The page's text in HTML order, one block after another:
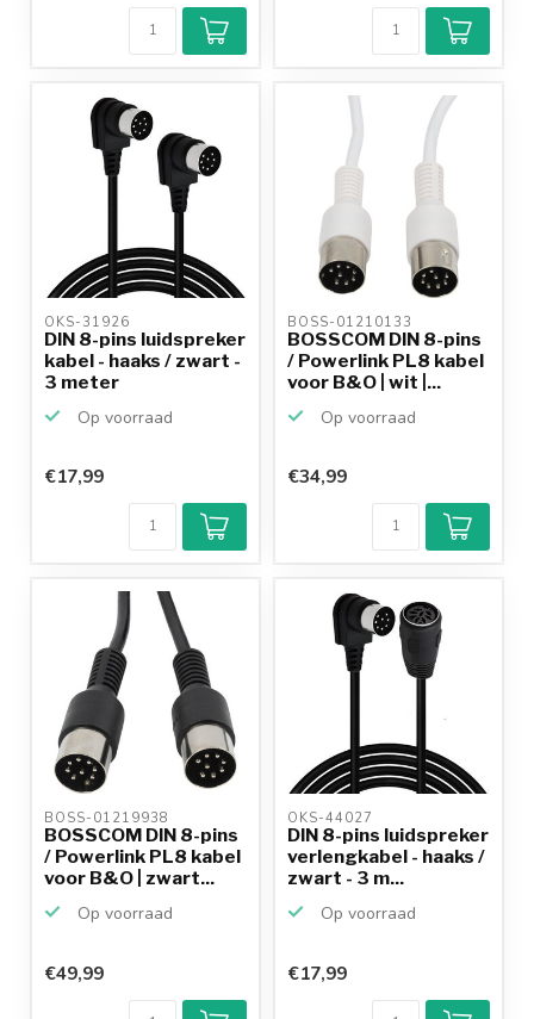
OKS-31926
DIN 8-pins luidspreker
kabel - haaks / zwart -
3 meter
Op voorraad
€17,99
BOSS-01210133
BOSSCOM DIN 8-pins
/ Powerlink PL8 kabel
voor B&O | wit |...
Op voorraad
€34,99
BOSS-01219938
BOSSCOM DIN 8-pins
/ Powerlink PL8 kabel
voor B&O | zwart...
Op voorraad
€49,99
OKS-44027
DIN 8-pins luidspreker
verlengkabel - haaks /
zwart - 3 m...
Op voorraad
€17,99